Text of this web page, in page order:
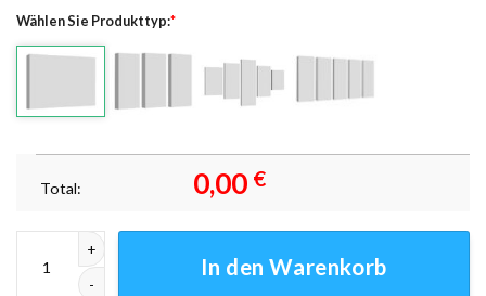
Wählen Sie Produkttyp:*
Total: 0,00 €
In den Warenkorb